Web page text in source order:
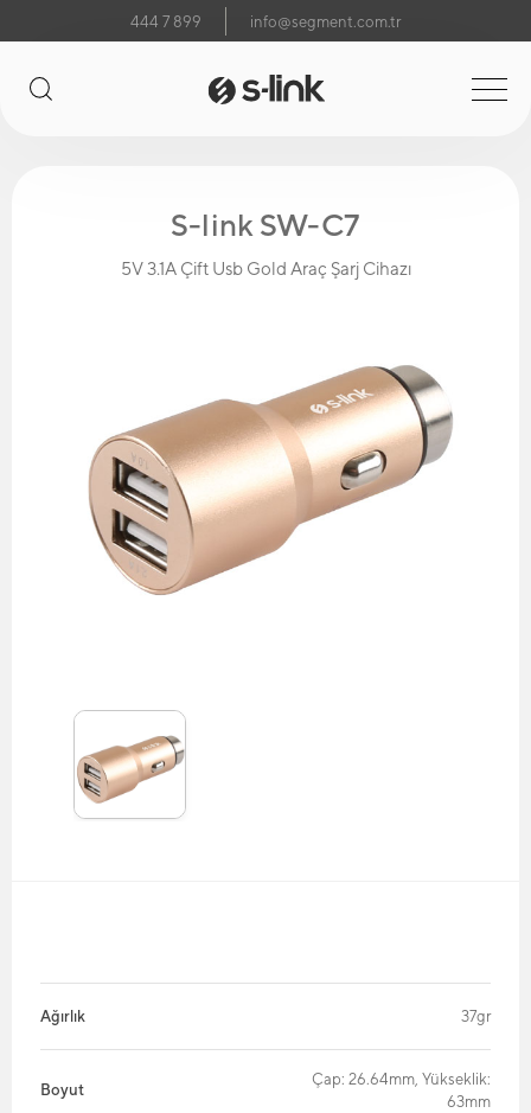
444 7 899 info@segment.com.tr
S-link SW-C7
5V 3.1A Çift Usb Gold Araç Şarj Cihazı
Ağırlık 37gr
Boyut
Çap: 26.64mm, Yükseklik:
63mm